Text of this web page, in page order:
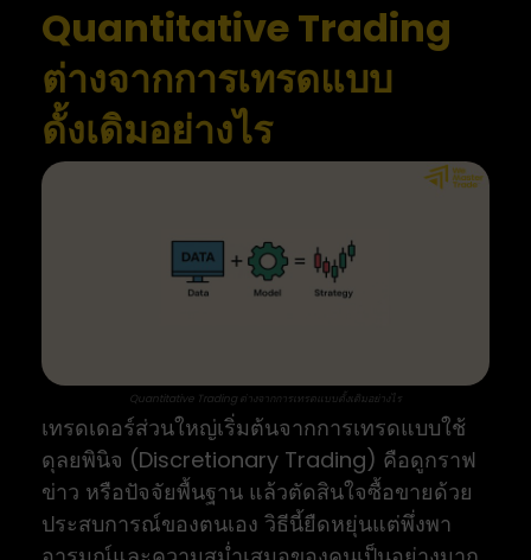
Quantitative Trading
ต่างจากการเทรดแบบ
ดั้งเดิมอย่างไร
Quantitative Trading ต่างจากการเทรดแบบดั้งเดิมอย่างไร
เทรดเดอร์ส่วนใหญ่เริ่มต้นจากการเทรดแบบใช้
ดุลยพินิจ (Discretionary Trading) คือดูกราฟ
ข่าว หรือปัจจัยพื้นฐาน แล้วตัดสินใจซื้อขายด้วย
ประสบการณ์ของตนเอง วิธีนี้ยืดหยุ่นแต่พึ่งพา